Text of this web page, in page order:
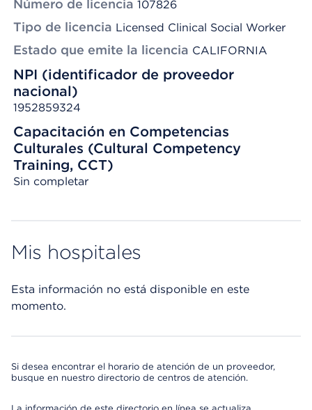
Número de licencia 107826
Tipo de licencia Licensed Clinical Social Worker
Estado que emite la licencia CALIFORNIA
NPI (identificador de proveedor
nacional)
1952859324
Capacitación en Competencias
Culturales (Cultural Competency
Training, CCT)
Sin completar
Mis hospitales
Esta información no está disponible en este
momento.
Si desea encontrar el horario de atención de un proveedor,
busque en nuestro directorio de centros de atención.